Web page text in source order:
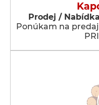
Prodej /
Ponúkam na